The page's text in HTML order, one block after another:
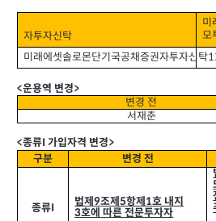
자투자신탁
미
모
미래에셋솔로몬단기국공채증권자투자신탁1
<운용역 변경>
변경 전
서재춘
<종류I 가입자격 변경>
구분
변경 전
종류I
법제9조제 5항제 1호 내지
3호에 따른 전문투자자